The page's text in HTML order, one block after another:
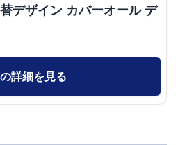
デザイン カバーオール デ
詳細を見る